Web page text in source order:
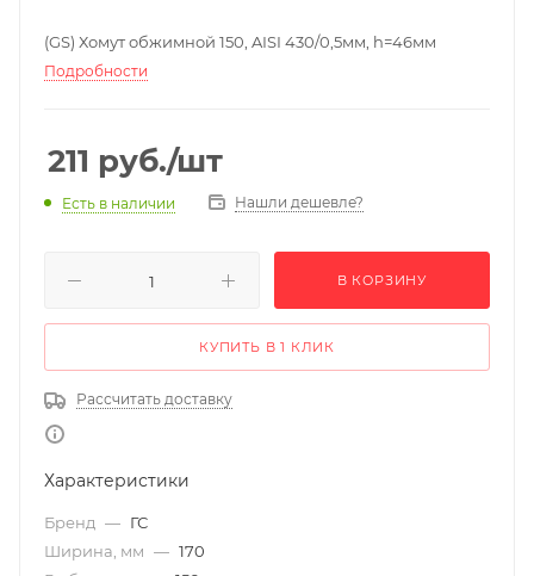
(GS) Хомут обжимной 150, AISI 430/0,5мм, h=46мм
Подробности
211 руб./шт
Есть в наличии Нашли дешевле?
В КОРЗИНУ
КУПИТЬ В 1 КЛИК
Рассчитать доставку
Характеристики
Бренд — ГС
Ширина, мм — 170